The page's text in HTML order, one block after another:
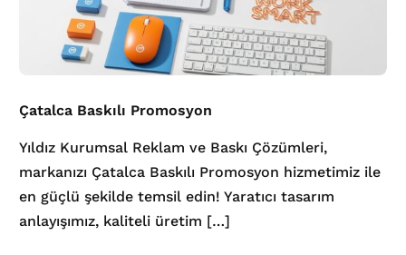
Çatalca Baskılı Promosyon
Yıldız Kurumsal Reklam ve Baskı Çözümleri,
markanızı Çatalca Baskılı Promosyon hizmetimiz ile
en güçlü şekilde temsil edin! Yaratıcı tasarım
anlayışımız, kaliteli üretim […]